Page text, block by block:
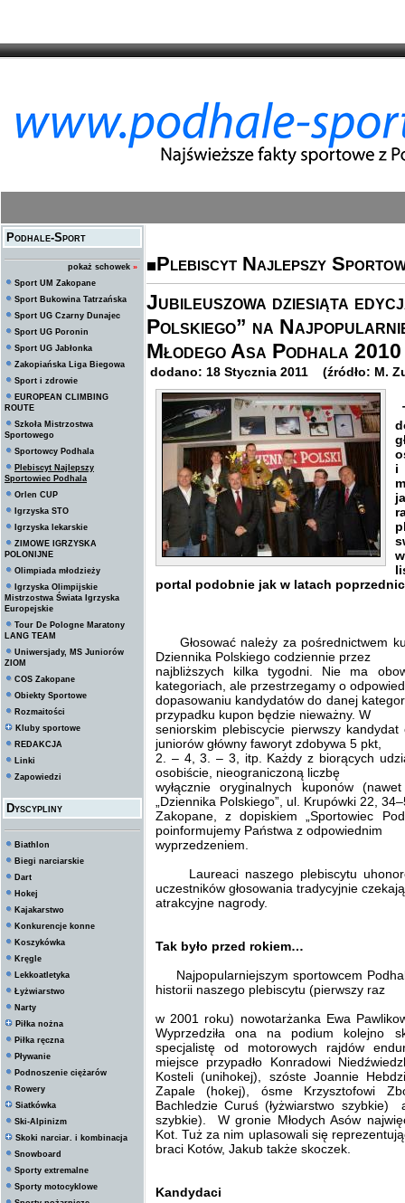
Podhale-Sport
pokaż schowek »
Sport UM Zakopane
Sport Bukowina Tatrzańska
Sport UG Czarny Dunajec
Sport UG Poronin
Sport UG Jabłonka
Zakopiańska Liga Biegowa
Sport i zdrowie
EUROPEAN CLIMBING
ROUTE
Szkoła Mistrzostwa
Sportowego
Sportowcy Podhala
Plebiscyt Najlepszy
Sportowiec Podhala
Orlen CUP
Igrzyska STO
Igrzyska lekarskie
ZIMOWE IGRZYSKA
POLONIJNE
Olimpiada młodzieży
Igrzyska Olimpijskie
Mistrzostwa Świata Igrzyska
Europejskie
Tour De Pologne Maratony
LANG TEAM
Uniwersjady, MS Juniorów
ZIOM
COS Zakopane
Obiekty Sportowe
Rozmaitości
Kluby sportowe
REDAKCJA
Linki
Zapowiedzi
Dyscypliny
Biathlon
Biegi narciarskie
Dart
Hokej
Kajakarstwo
Konkurencje konne
Koszykówka
Kręgle
Lekkoatletyka
Łyżwiarstwo
Narty
Piłka nożna
Piłka ręczna
Pływanie
Podnoszenie ciężarów
Rowery
Siatkówka
Ski-Alpinizm
Skoki narciar. i kombinacja
Snowboard
Sporty extremalne
Sporty motocyklowe
Plebiscyt Najlepszy
Jubileuszowa dziesiąta
Polskiego” na
Młodego Asa Podhala
dodano: 18 Stycznia 2011 (źródło: M.
i
portal podobnie jak w latach
Głosować należy za pośrednictwem
Dziennika Polskiego codziennie przez
najbliższych kilka tygodni. Nie ma
kategoriach, ale przestrzegamy o
dopasowaniu kandydatów do danej
przypadku kupon będzie nieważny. W
seniorskim plebiscycie pierwszy
juniorów główny faworyt zdobywa 5 pkt,
2. – 4, 3. – 3, itp. Każdy z biorących
osobiście, nieograniczoną liczbę
wyłącznie oryginalnych kuponów
„Dziennika Polskiego”, ul. Krupówki 22,
Zakopane, z dopiskiem „Sportowiec
poinformujemy Państwa z odpowiednim
wyprzedzeniem.
Laureaci naszego plebiscytu
uczestników głosowania tradycyjnie czekają
atrakcyjne nagrody.
Tak było przed rokiem…
Najpopularniejszym sportowcem
historii naszego plebiscytu (pierwszy raz
w 2001 roku) nowotarżanka Ewa
Wyprzedziła ona na podium kolejno
specjalistę od motorowych rajdów
miejsce przypadło Konradowi
Kosteli (unihokej), szóste Joannie
Zapale (hokej), ósme Krzysztofowi
Bachledzie Curuś (łyżwiarstwo szybkie)
szybkie). W gronie Młodych Asów
Kot. Tuż za nim uplasowali się
braci Kotów, Jakub także skoczek.
Kandydaci